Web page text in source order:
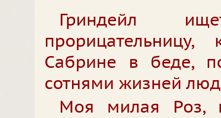
Гриндейл
Сабрине в беде,
сотнями жизней
Моя милая Роз,